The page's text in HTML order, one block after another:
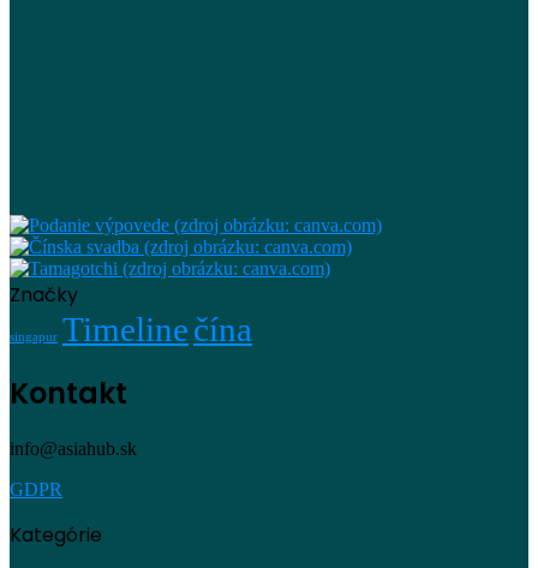
Značky
singapur Timelinečína
Kontakt
info@asiahub.sk
GDPR
Kategórie